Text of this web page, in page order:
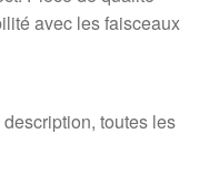
avec les faisceaux
toutes les